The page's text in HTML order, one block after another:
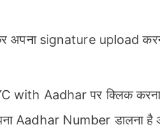
अपना signature upload
with Aadhar पर क्लिक
Aadhar Number डालना है